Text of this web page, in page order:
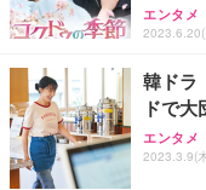
エンタメ
韓ドラ
ドで
エンタメ
2023.3.9(